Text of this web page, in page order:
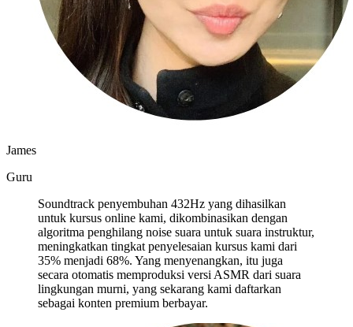
James
Guru
Soundtrack penyembuhan 432Hz yang dihasilkan
untuk kursus online kami, dikombinasikan dengan
algoritma penghilang noise suara untuk suara instruktur,
meningkatkan tingkat penyelesaian kursus kami dari
35% menjadi 68%. Yang menyenangkan, itu juga
secara otomatis memproduksi versi ASMR dari suara
lingkungan murni, yang sekarang kami daftarkan
sebagai konten premium berbayar.